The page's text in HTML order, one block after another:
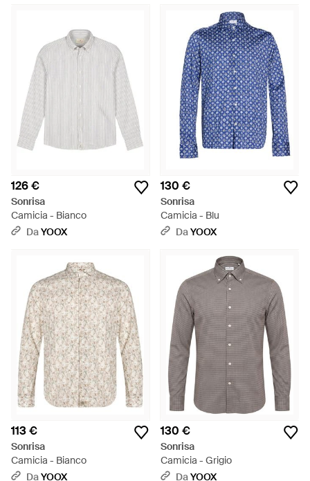
126 €
Sonrisa
Camicia - Bianco
DaYOOX
130 €
Sonrisa
Camicia - Blu
DaYOOX
113 €
Sonrisa
Camicia - Bianco
DaYOOX
130 €
Sonrisa
Camicia - Grigio
DaYOOX